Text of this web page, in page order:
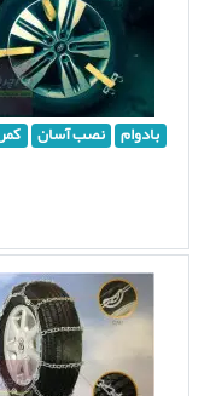
بادوام نصب آسان